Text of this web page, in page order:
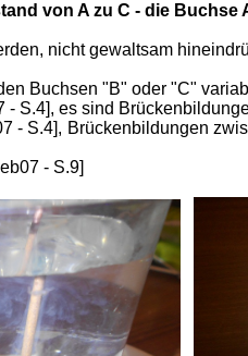
von A zu C - die Buchse
nicht gewaltsam
Buchsen "B" oder "C"
S.4], es sind
- S.4], Brückenbildungen
- S.9]